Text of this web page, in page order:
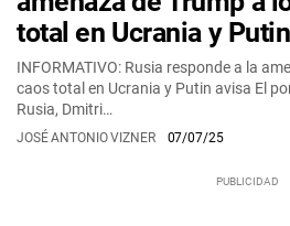
total en Ucrania y
INFORMATIVO: Rusia responde a la
caos total en Ucrania y Putin avisa El
Rusia, Dmitri…
JOSÉ ANTONIO VIZNER 07/07/25